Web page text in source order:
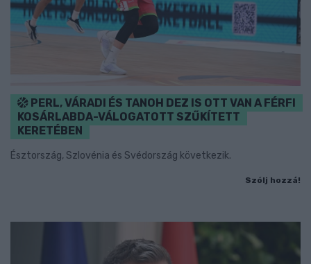
PERL, VÁRADI ÉS TANOH DEZ IS OTT VAN A FÉRFI
KOSÁRLABDA-VÁLOGATOTT SZŰKÍTETT
KERETÉBEN
Észtország, Szlovénia és Svédország következik.
Szólj hozzá!